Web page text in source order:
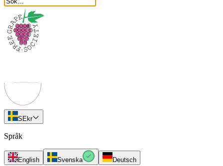
SEkr
Språk
English Svenska Deutsch